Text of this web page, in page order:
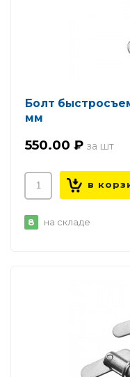
Болт
мм
550.00 ₽
8 на складе